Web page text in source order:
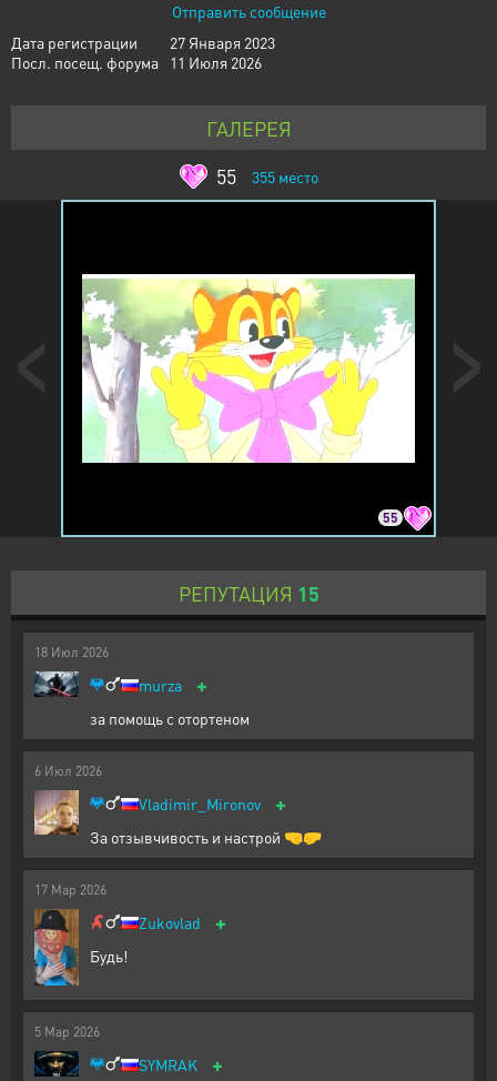
Отправить сообщение
Дата регистрации
27 Января 2023
Посл. посещ. форума
11 Июля 2026
ГАЛЕРЕЯ
55
355место
55
РЕПУТАЦИЯ 15
18 Июл 2026
murza +
за помощь с отортеном
6 Июл 2026
Vladimir_Mironov +
За отзывчивость и настрой 🤜🤛
17 Мар 2026
Zukovlad +
Будь!
5 Мар 2026
SYMRAK +